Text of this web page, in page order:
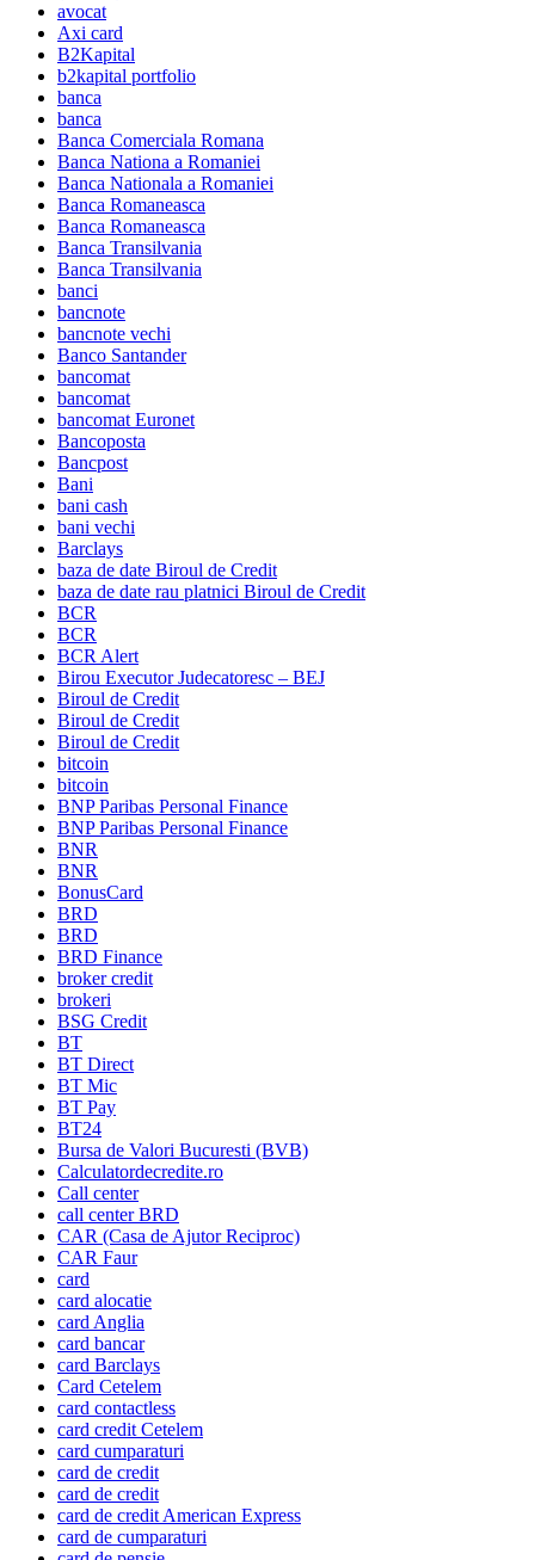
avocat
Axi card
B2Kapital
b2kapital portfolio
banca
banca
Banca Comerciala Romana
Banca Nationa a Romaniei
Banca Nationala a Romaniei
Banca Romaneasca
Banca Romaneasca
Banca Transilvania
Banca Transilvania
banci
bancnote
bancnote vechi
Banco Santander
bancomat
bancomat
bancomat Euronet
Bancoposta
Bancpost
Bani
bani cash
bani vechi
Barclays
baza de date Biroul de Credit
baza de date rau platnici Biroul de Credit
BCR
BCR
BCR Alert
Birou Executor Judecatoresc – BEJ
Biroul de Credit
Biroul de Credit
Biroul de Credit
bitcoin
bitcoin
BNP Paribas Personal Finance
BNP Paribas Personal Finance
BNR
BNR
BonusCard
BRD
BRD
BRD Finance
broker credit
brokeri
BSG Credit
BT
BT Direct
BT Mic
BT Pay
BT24
Bursa de Valori Bucuresti (BVB)
Calculatordecredite.ro
Call center
call center BRD
CAR (Casa de Ajutor Reciproc)
CAR Faur
card
card alocatie
card Anglia
card bancar
card Barclays
Card Cetelem
card contactless
card credit Cetelem
card cumparaturi
card de credit
card de credit
card de credit American Express
card de cumparaturi